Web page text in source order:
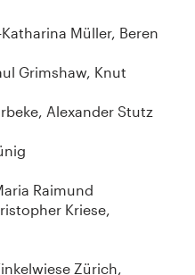
Müller, Beren
Grimshaw, Knut
Alexander Stutz
Raimund
Kriese,
Zürich,